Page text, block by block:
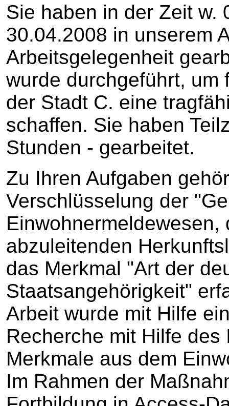
Sie haben in der Zeit w.
30.04.2008 in unserem
Arbeitsgelegenheit
wurde durchgeführt, um
der Stadt C. eine
schaffen. Sie haben
Stunden - gearbeitet.
Zu Ihren Aufgaben
Verschlüsselung der
abzuleitenden
das Merkmal "Art der
Staatsangehörigkeit"
Arbeit wurde mit Hilfe
Recherche mit Hilfe
Merkmale aus dem
Im Rahmen der